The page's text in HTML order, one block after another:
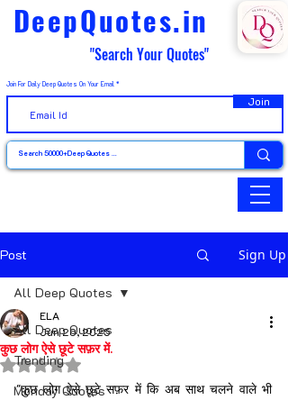
DeepQuotes.in
"Search Your Quotes"
Join For Daily Deep Quotes On Your Email
Join
Post Sign Up
All Deep Quotes
Trending
Monday Quotes
All Deep Quotes
कुछ लोग ऐसे छूटे सफ़र में.
ELA
Jun 20, 2025
Rated NaN out of 5 stars.
"कुछ लोग ऐसे छूटे सफ़र में कि अब साथ चलने वाले भी